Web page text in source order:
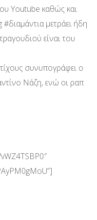
Youtube καθώς και
μετράει ήδη
είναι του
συνυπογράφει ο
Νάζη, ενώ οι ραπ